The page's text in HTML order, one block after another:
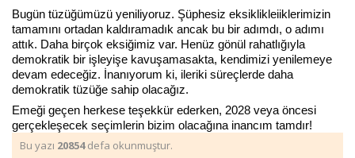
Bugün tüzüğümüzü yeniliyoruz. Şüphesiz eksiklikleiiklerimizin
tamamını ortadan kaldıramadık ancak bu bir adımdı, o adımı
attık. Daha birçok eksiğimiz var. Henüz gönül rahatlığıyla
demokratik bir işleyişe kavuşamasakta, kendimizi yenilemeye
devam edeceğiz. İnanıyorum ki, ileriki süreçlerde daha
demokratik tüzüğe sahip olacağız.
Emeği geçen herkese teşekkür ederken, 2028 veya öncesi
gerçekleşecek seçimlerin bizim olacağına inancım tamdır!
Bu yazı 20854defa okunmuştur.
İLETİŞİM